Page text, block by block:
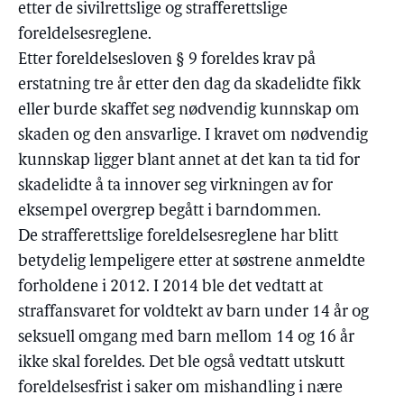
etter de sivilrettslige og strafferettslige
foreldelsesreglene.
Etter foreldelsesloven § 9 foreldes krav på
erstatning tre år etter den dag da skadelidte fikk
eller burde skaffet seg nødvendig kunnskap om
skaden og den ansvarlige. I kravet om nødvendig
kunnskap ligger blant annet at det kan ta tid for
skadelidte å ta innover seg virkningen av for
eksempel overgrep begått i barndommen.
De strafferettslige foreldelsesreglene har blitt
betydelig lempeligere etter at søstrene anmeldte
forholdene i 2012. I 2014 ble det vedtatt at
straffansvaret for voldtekt av barn under 14 år og
seksuell omgang med barn mellom 14 og 16 år
ikke skal foreldes. Det ble også vedtatt utskutt
foreldelsesfrist i saker om mishandling i nære